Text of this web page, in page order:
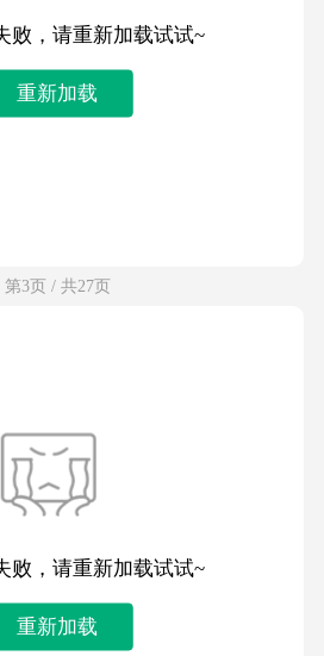
败，请重新加载试试~
重新加载
第3页 / 共27页
败，请重新加载试试~
重新加载